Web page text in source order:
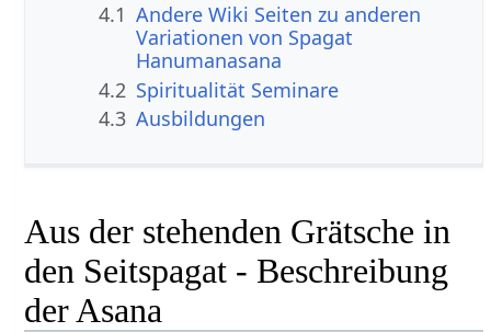
4.1 Andere Wiki Seiten zu anderen
Variationen von Spagat
Hanumanasana
4.2 Spiritualität Seminare
4.3 Ausbildungen
Aus der stehenden Grätsche in
den Seitspagat - Beschreibung
der Asana